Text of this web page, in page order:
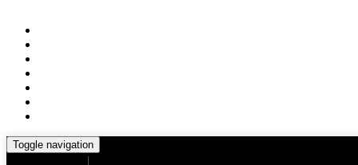
Toggle navigation